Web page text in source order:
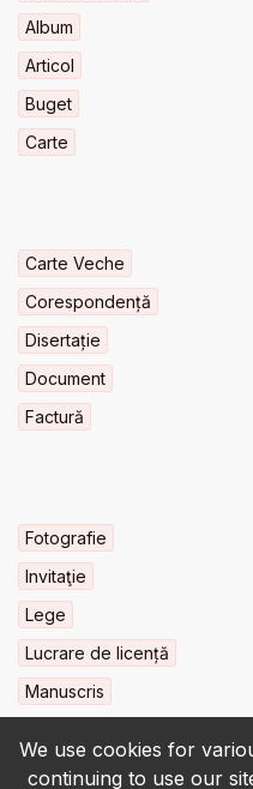
We use cookies for
continuing to use our
Album
Articol
Buget
Carte
Carte Veche
Corespondență
Disertație
Document
Factură
Fotografie
Invitaţie
Lege
Lucrare de licență
Manuscris